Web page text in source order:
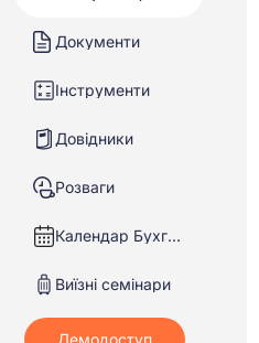
Документи
Інструменти
Довідники
Розваги
Календар Бухгалтера
Виїзні семінари